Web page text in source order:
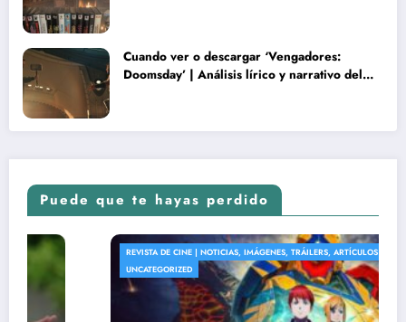
Cuando ver o descargar ‘Vengadores:
Doomsday’ | Análisis lírico y narrativo del
Puede que te hayas perdido
UNCATEGORIZED